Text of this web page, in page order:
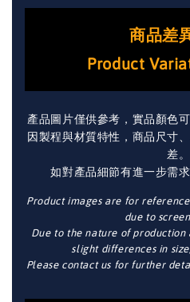
商品差
Product
產品圖片僅供參考，實品顏色
因製程與材質特性，商品尺寸
差。
如對產品細節有進一步需
Product images are for
due to
Due to the nature of
slight differences in
Please contact us for further